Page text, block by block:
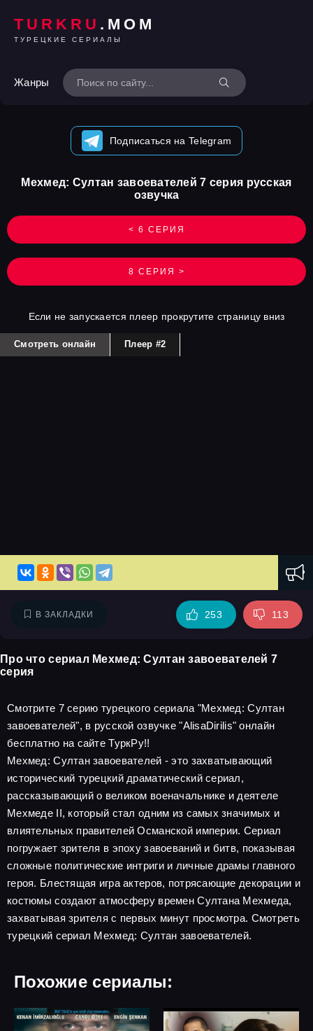
TURKRU .MOM
ТУРЕЦКИЕ СЕРИАЛЫ
Жанры
Подписаться на Telegram
< 6 СЕРИЯ
Мехмед: Султан завоевателей 7 серия русская
озвучка
8 СЕРИЯ >
Если не запускается плеер прокрутите страницу вниз
Смотреть онлайн Плеер #2
В ЗАКЛАДКИ 253 113
Про что сериал Мехмед: Султан завоевателей 7
серия
Смотрите 7 серию турецкого сериала "Мехмед: Султан
завоевателей", в русской озвучке "AlisaDirilis" онлайн
бесплатно на сайте ТуркРу!!
Мехмед: Султан завоевателей - это захватывающий
исторический турецкий драматический сериал,
рассказывающий о великом военачальнике и деятеле
Мехмеде II, который стал одним из самых значимых и
влиятельных правителей Османской империи. Сериал
погружает зрителя в эпоху завоеваний и битв, показывая
сложные политические интриги и личные драмы главного
героя. Блестящая игра актеров, потрясающие декорации и
костюмы создают атмосферу времен Султана Мехмеда,
захватывая зрителя с первых минут просмотра. Смотреть
турецкий сериал Мехмед: Султан завоевателей.
Похожие сериалы: